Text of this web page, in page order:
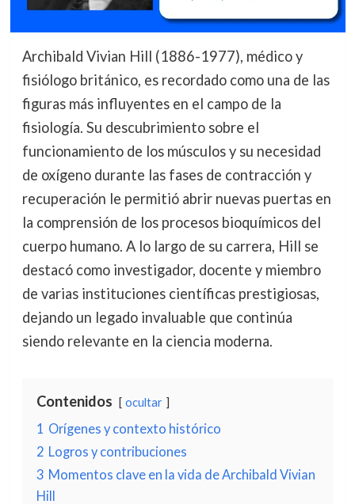
Archibald Vivian Hill (1886-1977), médico y
fisiólogo británico, es recordado como una de las
figuras más influyentes en el campo de la
fisiología. Su descubrimiento sobre el
funcionamiento de los músculos y su necesidad
de oxígeno durante las fases de contracción y
recuperación le permitió abrir nuevas puertas en
la comprensión de los procesos bioquímicos del
cuerpo humano. A lo largo de su carrera, Hill se
destacó como investigador, docente y miembro
de varias instituciones científicas prestigiosas,
dejando un legado invaluable que continúa
siendo relevante en la ciencia moderna.
Contenidos ocultar
1 Orígenes y contexto histórico
2 Logros y contribuciones
3 Momentos clave en la vida de Archibald Vivian
Hill